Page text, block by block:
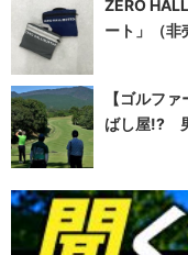
ZERO
ート」（非
【ゴルフ
ばし屋!?